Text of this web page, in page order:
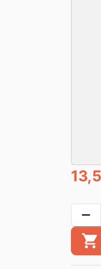
remove
shopping_cart